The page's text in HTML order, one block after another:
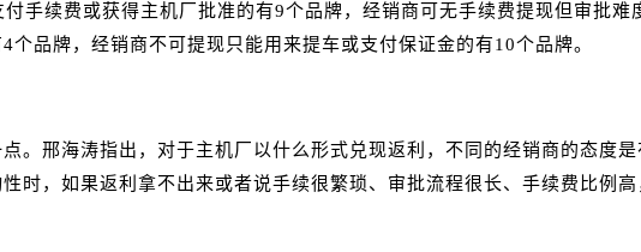
手续费或获得主机厂批准的有9个品牌，经销商可无手续费提现但审批
品牌，经销商不可提现只能用来提车或支付保证金的有10个品牌。
。邢海涛指出，对于主机厂以什么形式兑现返利，不同的经销商的态度
时，如果返利拿不出来或者说手续很繁琐、审批流程很长、手续费比例